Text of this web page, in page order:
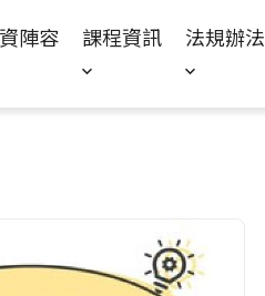
陣容 課程資訊 法規辦法